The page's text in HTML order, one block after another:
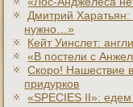
Дмитрий Харатьян:
нужно…»
Кейт Уинслет:
«В постели с
Скоро! Нашествие
придурков
«SPECIES II»: